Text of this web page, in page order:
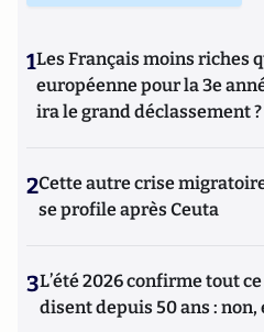
1Les Français moins riches
européenne pour la 3e
ira le grand déclassement ?
2Cette autre crise
se profile après Ceuta
3L’été 2026 confirme tout
disent depuis 50 ans :